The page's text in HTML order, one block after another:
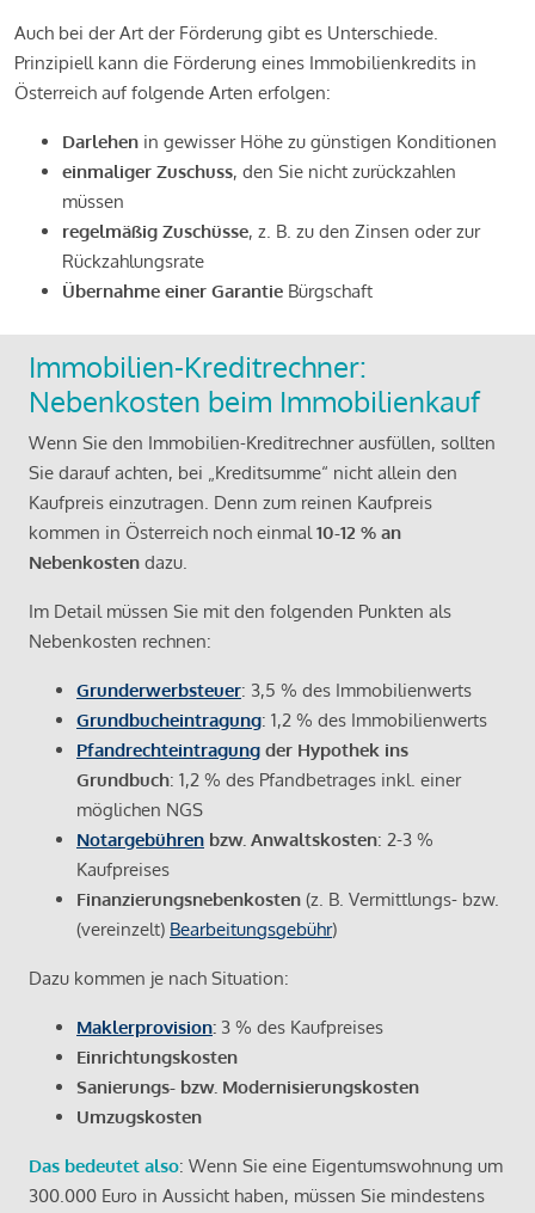
Auch bei der Art der Förderung gibt es Unterschiede.
Prinzipiell kann die Förderung eines Immobilienkredits in
Österreich auf folgende Arten erfolgen:
Darlehen in gewisser Höhe zu günstigen Konditionen
einmaliger Zuschuss, den Sie nicht zurückzahlen
müssen
regelmäßig Zuschüsse, z. B. zu den Zinsen oder zur
Rückzahlungsrate
Übernahme einer Garantie Bürgschaft
Immobilien-Kreditrechner:
Nebenkosten beim Immobilienkauf
Wenn Sie den Immobilien-Kreditrechner ausfüllen, sollten
Sie darauf achten, bei „Kreditsumme“ nicht allein den
Kaufpreis einzutragen. Denn zum reinen Kaufpreis
kommen in Österreich noch einmal10-12 % an
Nebenkosten dazu.
Im Detail müssen Sie mit den folgenden Punkten als
Nebenkosten rechnen:
Grunderwerbsteuer: 3,5 % des Immobilienwerts
Grundbucheintragung: 1,2 % des Immobilienwerts
Pfandrechteintragung der Hypothek ins
Grundbuch: 1,2 % des Pfandbetrages inkl. einer
möglichen NGS
Notargebühren bzw. Anwaltskosten: 2-3 %
Kaufpreises
Finanzierungsnebenkosten (z. B. Vermittlungs- bzw.
(vereinzelt) Bearbeitungsgebühr)
Dazu kommen je nach Situation:
Maklerprovision: 3 % des Kaufpreises
Einrichtungskosten
Sanierungs- bzw. Modernisierungskosten
Umzugskosten
Das bedeutet also: Wenn Sie eine Eigentumswohnung um
300.000 Euro in Aussicht haben, müssen Sie mindestens